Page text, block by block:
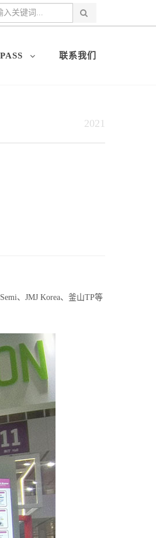
联系我们
2021
、JMJ Korea、釜山TP等